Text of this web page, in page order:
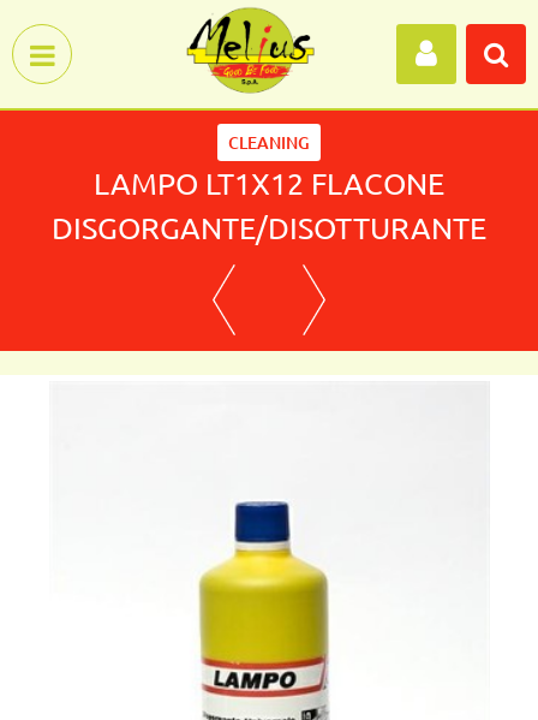
CLEANING
LAMPO LT1X12 FLACONE
DISGORGANTE/DISOTTURANTE